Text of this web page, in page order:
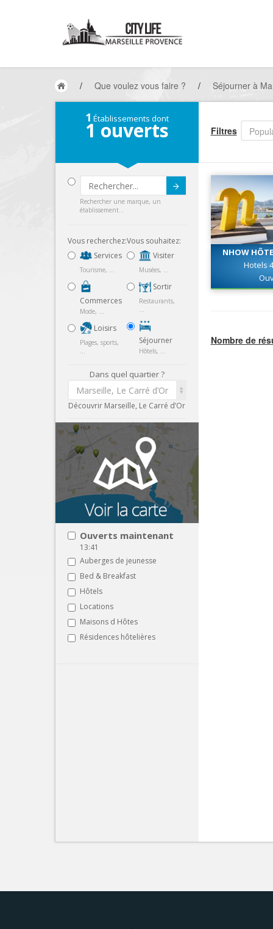
/ Que voulez vous faire ? / Séjourner à
1 Établissements dont
1 ouverts
Submit
Rechercher une marque, un
établissement...
Vous recherchez:
Services
Tourisme, ...
Commerces
Mode, ...
Loisirs
Plages, sports,
...
Vous souhaitez:
Visiter
Musées, ...
Sortir
Restaurants,
...
Séjourner
Hôtels, ...
Dans quel quartier ?
Marseille, Le Carré d’Or
Découvrir Marseille, Le Carré d’Or
Ouverts maintenant
13:41
Auberges de jeunesse
Bed & Breakfast
Hôtels
Locations
Maisons d Hôtes
Résidences hôtelières
Filtres
NHOW
Hotels
Nombre de